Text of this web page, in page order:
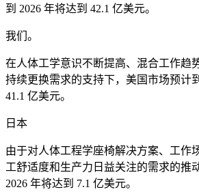
到 2026 年将达到 42.1 亿美元。
我们。
在人体工学意识不断提高、混合工作趋
持续更换需求的支持下，美国市场预计
41.1 亿美元。
日本
由于对人体工程学座椅解决方案、工作
工舒适度和生产力日益关注的需求的推
2026 年将达到 7.1 亿美元。